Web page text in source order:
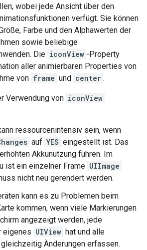
wobei jede Ansicht über den
verfügt. Sie können
Farbe und den Alphawerten der
sowie beliebige
Die iconView -Property
aller animierbaren Properties von
von frame und center .
Verwendung von iconView
ressourcenintensiv sein, wenn
auf YES eingestellt ist. Das
Akkunutzung führen. Im
ist ein einzelner Frame UIImage
nicht neu gerendert werden.
kann es zu Problemen beim
kommen, wenn viele Markierungen
angezeigt werden, jede
eigenes UIView hat und alle
Änderungen erfassen.